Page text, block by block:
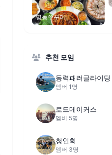
명동쭈꾸미
추천 모임
동력패러글라이딩
멤버 1명
로드메이커스
멤버 5명
청인회
멤버 3명